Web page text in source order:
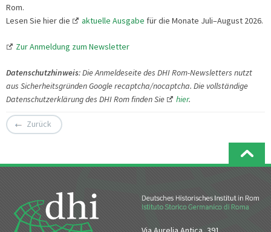
Rom.
Lesen Sie hier die
aktuelle Ausgabe für die Monate Juli–August 2026.
Zur Anmeldung zum Newsletter
Datenschutzhinweis: Die Anmeldeseite des DHI Rom-Newsletters nutzt
aus Sicherheitsgründen Google recaptcha/nocaptcha. Die vollständige
Datenschutzerklärung des DHI Rom finden Sie
hier.
Zurück